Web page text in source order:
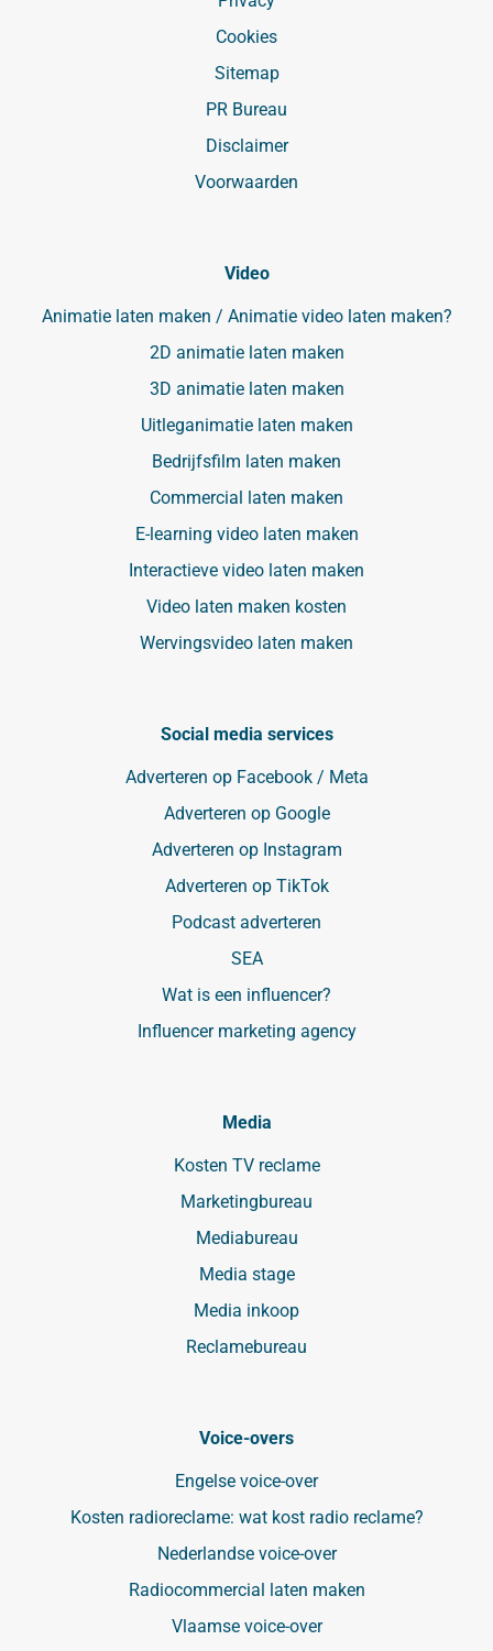
Cookies
Sitemap
PR Bureau
Disclaimer
Voorwaarden
Video
Animatie laten maken / Animatie video laten maken?
2D animatie laten maken
3D animatie laten maken
Uitleganimatie laten maken
Bedrijfsfilm laten maken
Commercial laten maken
E-learning video laten maken
Interactieve video laten maken
Video laten maken kosten
Wervingsvideo laten maken
Social media services
Adverteren op Facebook / Meta
Adverteren op Google
Adverteren op Instagram
Adverteren op TikTok
Podcast adverteren
SEA
Wat is een influencer?
Influencer marketing agency
Media
Kosten TV reclame
Marketingbureau
Mediabureau
Media stage
Media inkoop
Reclamebureau
Voice-overs
Engelse voice-over
Kosten radioreclame: wat kost radio reclame?
Nederlandse voice-over
Radiocommercial laten maken
Vlaamse voice-over